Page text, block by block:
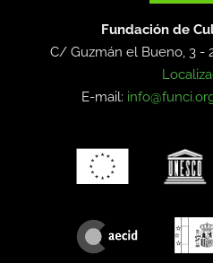
Fundación de
C/ Guzmán el Bueno, 3 -
E-mail: